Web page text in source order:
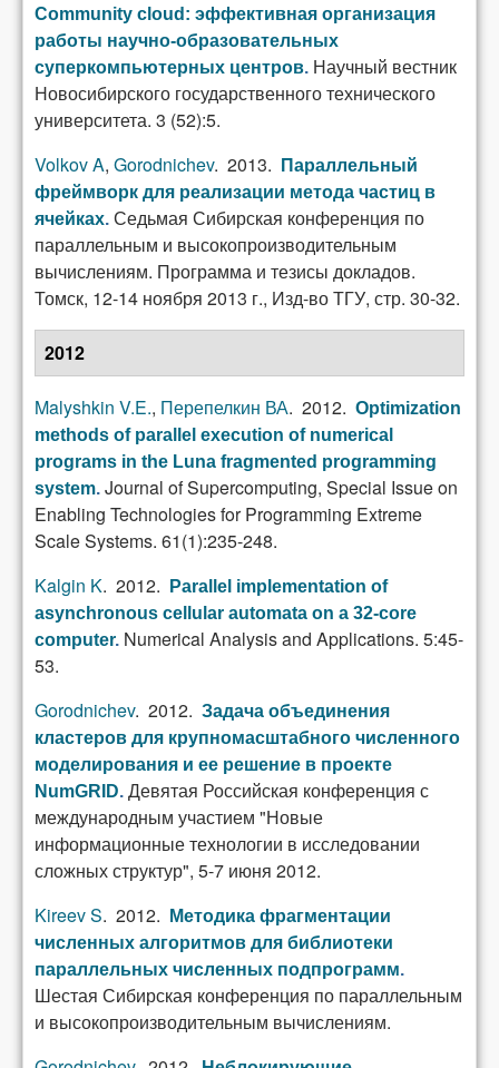
Community cloud: эффективная организация
работы научно-образовательных
суперкомпьютерных центров. Научный вестник
Новосибирского государственного технического
университета. 3 (52):5.
Volkov A, Gorodnichev. 2013.
Параллельный
фреймворк для реализации метода частиц в
ячейках. Седьмая Сибирская конференция по
параллельным и высокопроизводительным
вычислениям. Программа и тезисы докладов.
Томск, 12-14 ноября 2013 г., Изд-во ТГУ, стр. 30-32.
2012
Malyshkin V.E., Перепелкин ВА. 2012. Optimization
methods of parallel execution of numerical
programs in the Luna fragmented programming
system. Journal of Supercomputing, Special Issue on
Enabling Technologies for Programming Extreme
Scale Systems. 61(1):235-248.
Kalgin K. 2012.
Parallel implementation of
asynchronous cellular automata on a 32-core
computer. Numerical Analysis and Applications. 5:45-
53.
Gorodnichev. 2012. Задача объединения
кластеров для крупномасштабного численного
моделирования и ее решение в проекте
NumGRID. Девятая Российская конференция с
международным участием "Новые
информационные технологии в исследовании
сложных структур", 5-7 июня 2012.
Kireev S. 2012.
Методика фрагментации
численных алгоритмов для библиотеки
параллельных численных подпрограмм.
Шестая Сибирская конференция по параллельным
и высокопроизводительным вычислениям.